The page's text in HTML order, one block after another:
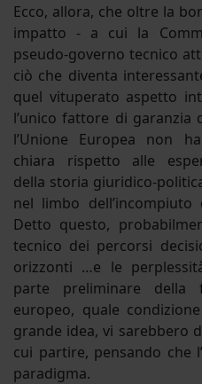
Ecco, allora, che oltre la
impatto - a cui la
pseudo-governo tecnico
ciò che diventa
quel vituperato aspetto
l’unico fattore di garanzia
l’Unione Europea non
chiara rispetto alle
della storia giuridico-
nel limbo dell’incompiuto
Detto questo,
tecnico dei percorsi
orizzonti …e le
parte preliminare della
europeo, quale
grande idea, vi sarebbero
cui partire, pensando che
paradigma.